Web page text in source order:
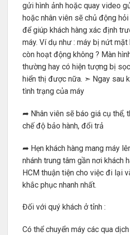
gửi hình ảnh hoặc quay video
hoặc nhân viên sẽ chủ động
để giúp khách hàng xác định
máy. Ví dụ như : máy bị nứt
còn hoạt động không ? Màn
thường hay có hiện tượng bị
hiển thị được nữa. ➣ Ngay sau
tình trạng của máy
➦ Nhân viên sẽ báo giá cụ thể,
chế độ bảo hành, đổi trả
➦ Hẹn khách hàng mang máy
nhánh trung tâm gần nơi khách
HCM thuận tiện cho việc đi lại
khắc phục nhanh nhất.
Đối với quý khách ở tỉnh :
Có thể chuyển máy các qua